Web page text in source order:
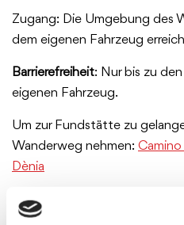
Zugang: Die Umgebung des
dem eigenen Fahrzeug
Barrierefreiheit: Nur bis zu
eigenen Fahrzeug.
Um zur Fundstätte zu
Wanderweg nehmen: Camino
Dènia